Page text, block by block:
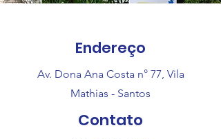
Endereço
Av. Dona Ana Costa n° 77, Vila
Mathias - Santos
Contato